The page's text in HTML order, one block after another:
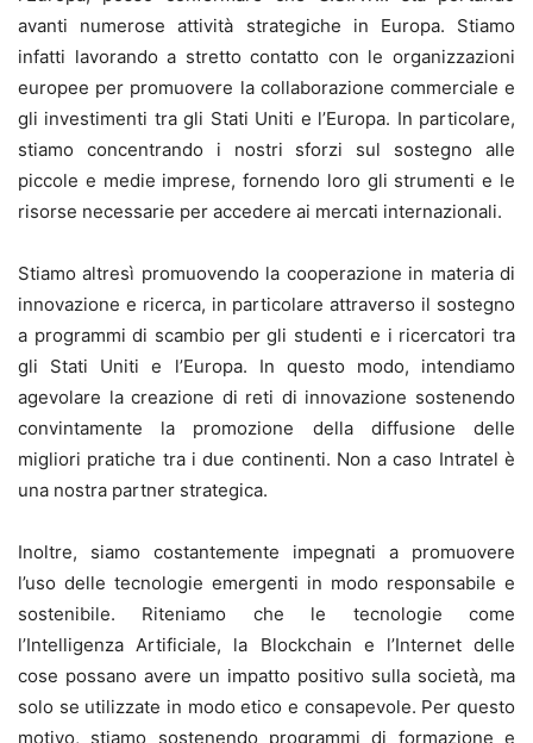
avanti numerose attività strategiche in Europa. Stiamo
infatti lavorando a stretto contatto con le organizzazioni
europee per promuovere la collaborazione commerciale e
gli investimenti tra gli Stati Uniti e l’Europa. In particolare,
stiamo concentrando i nostri sforzi sul sostegno alle
piccole e medie imprese, fornendo loro gli strumenti e le
risorse necessarie per accedere ai mercati internazionali.
Stiamo altresì promuovendo la cooperazione in materia di
innovazione e ricerca, in particolare attraverso il sostegno
a programmi di scambio per gli studenti e i ricercatori tra
gli Stati Uniti e l’Europa. In questo modo, intendiamo
agevolare la creazione di reti di innovazione sostenendo
convintamente la promozione della diffusione delle
migliori pratiche tra i due continenti. Non a caso Intratel è
una nostra partner strategica.
Inoltre, siamo costantemente impegnati a promuovere
l’uso delle tecnologie emergenti in modo responsabile e
sostenibile. Riteniamo che le tecnologie come
l’Intelligenza Artificiale, la Blockchain e l’Internet delle
cose possano avere un impatto positivo sulla società, ma
solo se utilizzate in modo etico e consapevole. Per questo
motivo, stiamo sostenendo programmi di formazione e